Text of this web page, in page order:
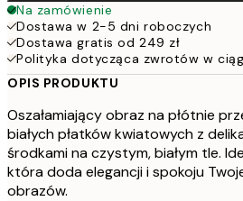
Na zamówienie
Dostawa w 2-5 dni roboczych
Dostawa gratis od 249 zł
Polityka dotycząca zwrotów w
OPIS PRODUKTU
Oszałamiający obraz na płótnie
białych płatków kwiatowych z
środkami na czystym, białym tle.
która doda elegancji i spokoju
obrazów.